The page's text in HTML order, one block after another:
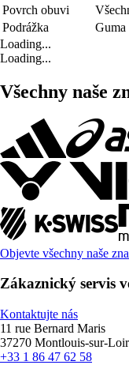
Povrch obuvi
Podrážka
Guma
Loading...
Loading...
Všechny naše
Objevte všechny naše
Zákaznický servis
Kontaktujte nás
11 rue Bernard Maris
37270 Montlouis-sur-
+33 1 86 47 62 58